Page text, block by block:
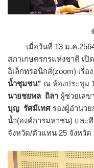
Search
เมื่อวันที่ 13 ม.ค
สภาเกษตรกรแห่งชาติ เปิ
อิเล็กทรอนิกส์(zoom) เรื่อง
น้ำชุมชน” ณ ห้องประชุม
นายชยพล ถิลา ผู้ช่วยเลข
บุญ รัศมีเทศ รองผู้อำนว
น้ำ(องค์การมหาชน) และ
จังหวัด/ตัวแทน 25 จังหวัด